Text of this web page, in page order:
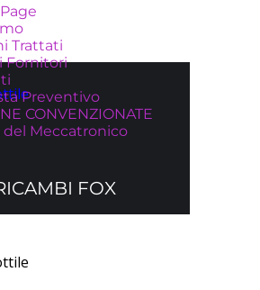
FOX
Trattati
Fornitori
Preventivo
CONVENZIONATE
del Meccatronico